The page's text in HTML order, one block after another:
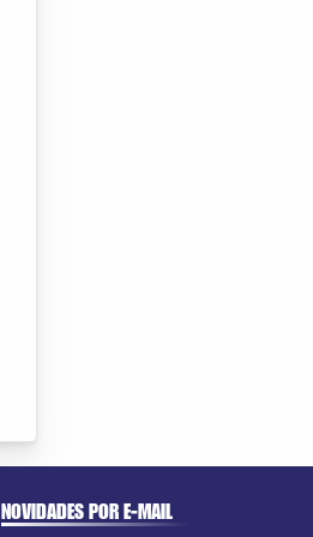
NOVIDADES POR E-MAIL